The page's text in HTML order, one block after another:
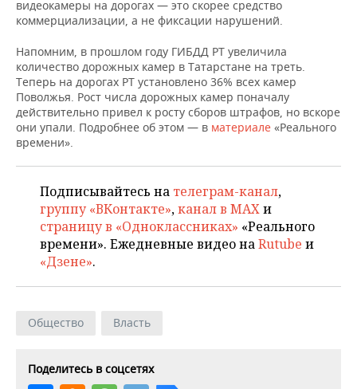
НЕФТЬ
ОПК
ЭНЕРГЕТИКА
РОЗНИЧНАЯ ТОРГОВЛЯ
ТРАНСПОРТ
УСЛУГИ
НОВОСТИ ТЕХНОЛОГИЙ
IT
МЕДИА
ТЕЛЕКОММУНИКАЦИИ
МЕРОПРИЯТИЯ
НОВОСТИ МЕРОПРИЯТИЙ
ВЫЕЗДНАЯ РЕДАКЦИЯ
БИЗНЕС-БРАНЧИ
ОТКРЫТАЯ ЛЕКЦИЯ
СПОРТ
НОВОСТИ СПОРТА
ФУТБОЛ
БАСКЕТБОЛ
ВОЛЕЙБОЛ
КИБЕРСПОРТ
ХОККЕЙ С МЯЧОМ
ОБЩЕСТВО
НОВОСТИ ОБЩЕСТВА
ИНФРАСТРУКТУРА
ИСТОРИЯ
КУЛЬТУРА
ПРОИСШЕСТВИЯ
ФОТОГАЛЕРЕЯ
СПРАВОЧНИК
СПИСОК ПЕРСОН
СПИСОК КОМПАНИЙ
ПОЛНАЯ ВЕРСИЯ
видеокамеры на дорогах — это скорее средство
коммерциализации, а не фиксации нарушений.
Напомним, в прошлом году ГИБДД РТ увеличила
количество дорожных камер в Татарстане на треть.
Теперь на дорогах РТ установлено 36% всех камер
Поволжья. Рост числа дорожных камер поначалу
действительно привел к росту сборов штрафов, но вскоре
они упали. Подробнее об этом — в материале «Реального
времени».
Подписывайтесь на телеграм-канал,
группу «ВКонтакте»,канал в MAXи
страницу в «Одноклассниках» «Реального
времени». Ежедневные видео наRutube и
«Дзене».
Общество Власть
Поделитесь в соцсетях